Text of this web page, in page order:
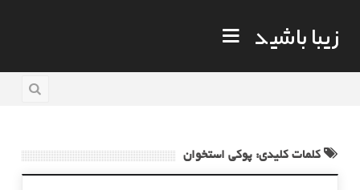
زیبا باشید
کلمات کلیدی: پوکی استخوان